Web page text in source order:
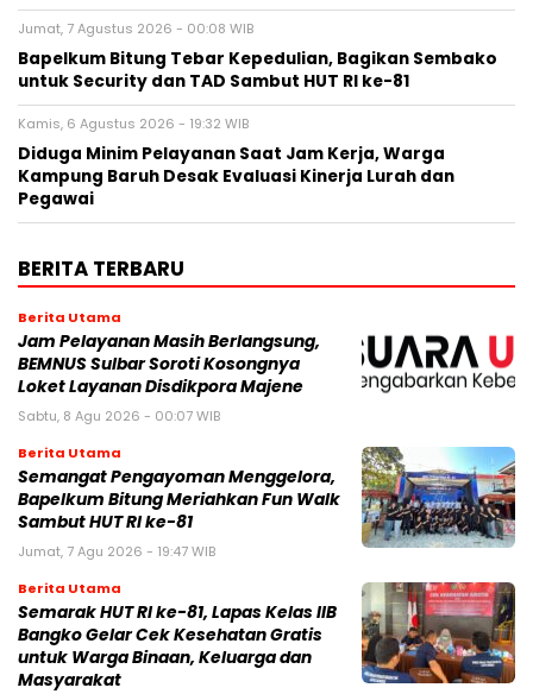
Jumat, 7 Agustus 2026 - 00:08 WIB
Bapelkum Bitung Tebar Kepedulian, Bagikan Sembako
untuk Security dan TAD Sambut HUT RI ke-81
Kamis, 6 Agustus 2026 - 19:32 WIB
Diduga Minim Pelayanan Saat Jam Kerja, Warga
Kampung Baruh Desak Evaluasi Kinerja Lurah dan
Pegawai
BERITA TERBARU
Berita Utama
Jam Pelayanan Masih Berlangsung,
BEMNUS Sulbar Soroti Kosongnya
Loket Layanan Disdikpora Majene
Sabtu, 8 Agu 2026 - 00:07 WIB
Berita Utama
Semangat Pengayoman Menggelora,
Bapelkum Bitung Meriahkan Fun Walk
Sambut HUT RI ke-81
Jumat, 7 Agu 2026 - 19:47 WIB
Berita Utama
Semarak HUT RI ke-81, Lapas Kelas IIB
Bangko Gelar Cek Kesehatan Gratis
untuk Warga Binaan, Keluarga dan
Masyarakat